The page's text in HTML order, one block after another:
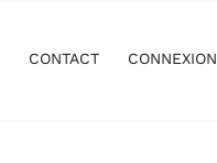
CONTACT CONNEXION